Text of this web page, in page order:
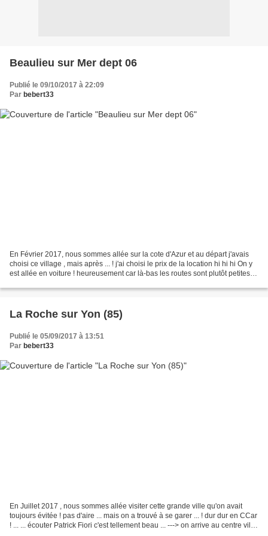
Beaulieu sur Mer dept 06
Publié le 09/10/2017 à 22:09
Par bebert33
En Février 2017, nous sommes allée sur la cote d'Azur et au départ j'avais
choisi ce village , mais après ... ! j'ai choisi le prix de la location hi hi hi On y
est allée en voiture ! heureusement car là-bas les routes sont plutôt petites et
La Roche sur Yon (85)
Publié le 05/09/2017 à 13:51
Par bebert33
En Juillet 2017 , nous sommes allée visiter cette grande ville qu'on avait
toujours évitée ! pas d'aire ... mais on a trouvé à se garer ... ! dur dur en CCar
! ... ... écouter Patrick Fiori c'est tellement beau ... ---> on arrive au centre ville